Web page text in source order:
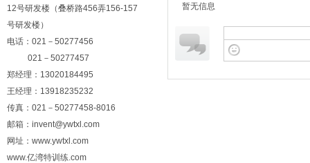
12号研发楼（叠桥路456弄156-157
号研发楼）
电话：021－50277456
021－50277457
郑经理：13020184495
王经理：13918235232
传真：021－50277458-8016
邮箱：invent@ywtxl.com
网址：www.ywtxl.com
www.亿湾特训练.com
暂无信息